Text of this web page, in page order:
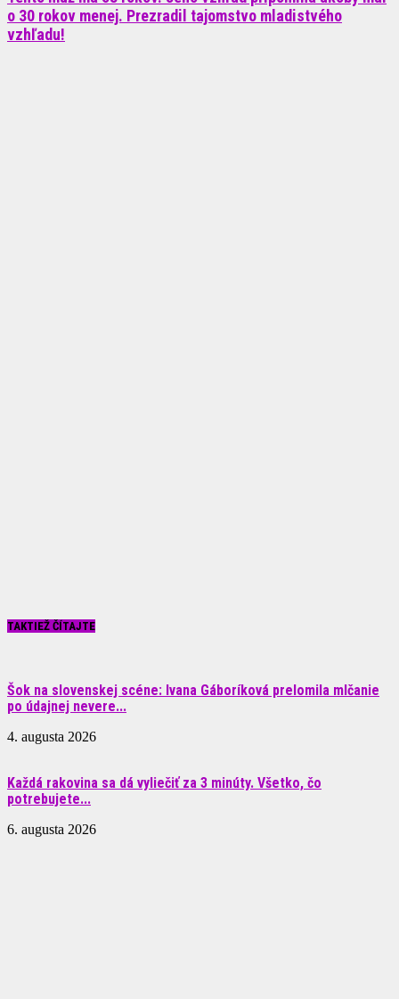
o 30 rokov menej. Prezradil tajomstvo mladistvého
vzhľadu!
TAKTIEŽ ČÍTAJTE
Šok na slovenskej scéne: Ivana Gáboríková prelomila mlčanie
po údajnej nevere...
4. augusta 2026
Každá rakovina sa dá vyliečiť za 3 minúty. Všetko, čo
potrebujete...
6. augusta 2026